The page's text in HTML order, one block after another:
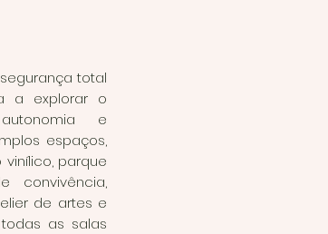
total
a explorar o
e
espaços,
parque
convivência,
de artes e
as salas